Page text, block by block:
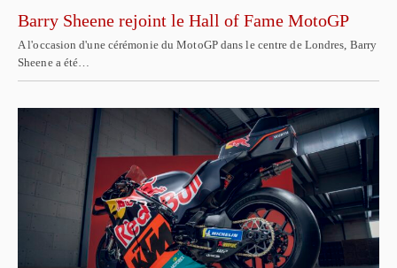
Barry Sheene rejoint le Hall of Fame MotoGP
A l'occasion d'une cérémonie du MotoGP dans le centre de Londres, Barry
Sheene a été…